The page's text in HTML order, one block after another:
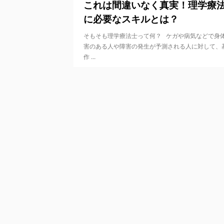
これは間違いなく真実！理学療
に必要なスキルとは？
そもそも理学療法士って何？ ケガや病気などで身
害のある人や障害の発生が予測される人に対して、
作 ...